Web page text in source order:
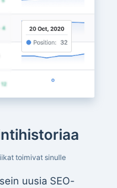
toimivat sinulle
uusia SEO-